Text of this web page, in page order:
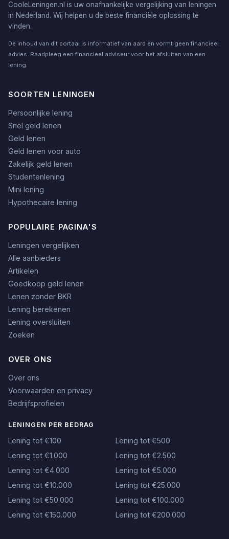
CooleLeningen.nl is uw onafhankelijke vergelijking van leningen
in Nederland. Wij helpen u de beste financiële oplossing te
vinden.
De inhoud van dit portaal is informatief van aard en vormt geen financieel
advies. Raadpleeg een financieel adviseur voor het afsluiten van een
lening.
SOORTEN LENINGEN
Persoonlijke lening
Snel geld lenen
Geld lenen
Geld lenen voor auto
Zakelijk geld lenen
Studentenlening
Mini lening
Hypothecaire lening
POPULAIRE PAGINA'S
Leningen vergelijken
Alle aanbieders
Artikelen
Goedkoop geld lenen
Lenen zonder BKR
Lening berekenen
Lening oversluiten
Zoeken
OVER ONS
Over ons
Voorwaarden en privacy
Bedrijfsprofielen
LENINGEN PER BEDRAG
Lening tot €100
Lening tot €500
Lening tot €1.000
Lening tot €2.500
Lening tot €4.000
Lening tot €5.000
Lening tot €10.000
Lening tot €25.000
Lening tot €50.000
Lening tot €100.000
Lening tot €150.000
Lening tot €200.000